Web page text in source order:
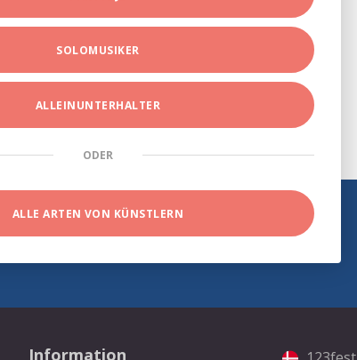
SOLOMUSIKER
ALLEINUNTERHALTER
ODER
ALLE ARTEN VON KÜNSTLERN
Information